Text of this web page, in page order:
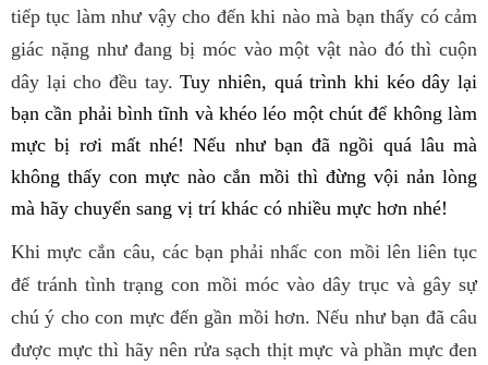
tiếp tục làm như vậy cho đến khi nào mà bạn thấy có cảm
giác nặng như đang bị móc vào một vật nào đó thì cuộn
dây lại cho đều tay.Tuy nhiên, quá trình khi kéo dây lại
bạn cần phải bình tĩnh và khéo léo một chút để không làm
mực bị rơi mất nhé! Nếu như bạn đã ngồi quá lâu mà
không thấy con mực nào cắn mồi thì đừng vội nản lòng
mà hãy chuyển sang vị trí khác có nhiều mực hơn nhé!
Khi mực cắn câu, các bạn phải nhấc con mồi lên liên tục
để tránh tình trạng con mồi móc vào dây trục và gây sự
chú ý cho con mực đến gần mồi hơn. Nếu như bạn đã câu
được mực thì hãy nên rửa sạch thịt mực và phần mực đen